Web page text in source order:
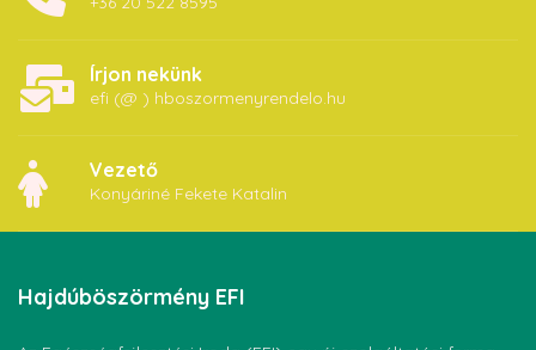
Írjon nekünk
efi (@ ) hboszormenyrendelo.hu
Vezető
Konyáriné Fekete Katalin
Hajdúböszörmény EFI